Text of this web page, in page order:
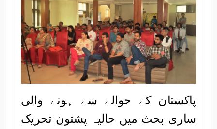
پاکستان کے حوالے سے ہونے والی
ساری بحث میں حالیہ پشتون تحریک